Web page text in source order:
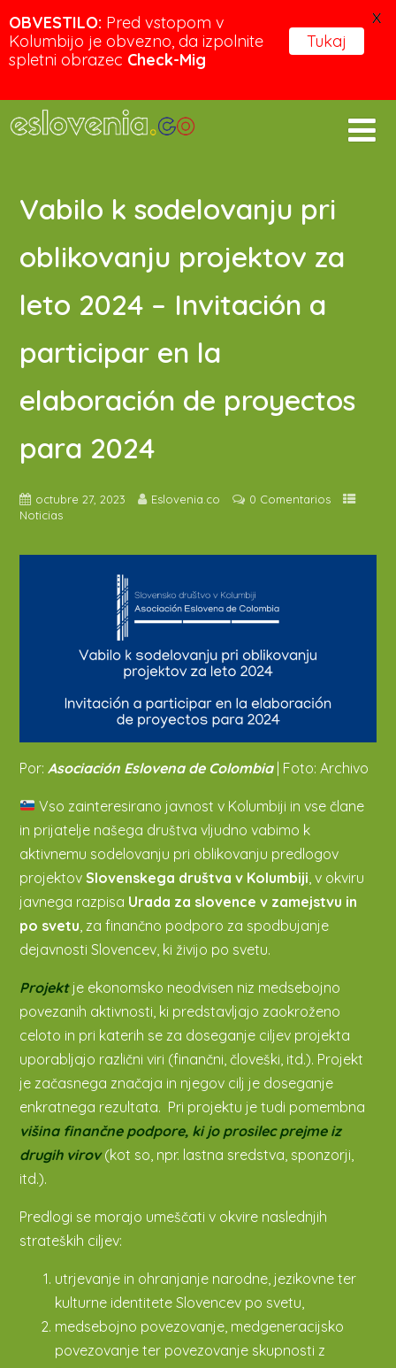
Vabilo k sodelovanju pri
oblikovanju projektov za
leto 2024 – Invitación a
participar en la
elaboración de proyectos
para 2024
octubre 27, 2023 Eslovenia.co
0 Comentarios
Noticias
Por: Asociación Eslovena de Colombia| Foto: Archivo
Vso zainteresirano javnost v Kolumbiji in vse člane
in prijatelje našega društva vljudno vabimo k
aktivnemu sodelovanju pri oblikovanju predlogov
projektov Slovenskega društva v Kolumbiji , v okviru
javnega razpisa Urada za slovence v zamejstvu in
po svetu , za finančno podporo za spodbujanje
dejavnosti Slovencev, ki živijo po svetu.
Projekt je ekonomsko neodvisen niz medsebojno
povezanih aktivnosti, ki predstavljajo zaokroženo
celoto in pri katerih se za doseganje ciljev projekta
uporabljajo različni viri (finančni, človeški, itd.). Projekt
je začasnega značaja in njegov cilj je doseganje
enkratnega rezultata. Pri projektu je tudi pomembna
višina finančne podpore, ki jo prosilec prejme iz
drugih virov (kot so, npr. lastna sredstva, sponzorji,
itd.).
Predlogi se morajo umeščati v okvire naslednjih
strateških ciljev:
utrjevanje in ohranjanje narodne, jezikovne ter
kulturne identitete Slovencev po svetu,
medsebojno povezovanje, medgeneracijsko
povezovanje ter povezovanje skupnosti z
OBVESTILO: Pred vstopom v
Kolumbijo je obvezno, da izpolnite
spletni obrazec Check-Mig
Tukaj
X